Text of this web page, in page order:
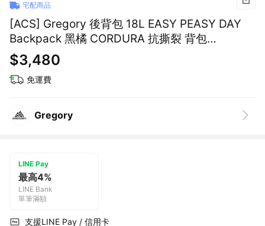
宅配商品
[ACS] Gregory 後背包 18L EASY PEASY DAY
Backpack 黑橘 CORDURA 抗撕裂 背包
1038681041
$3,480
免運費
Gregory
LINE Pay
最高4%
LINE Bank
單筆滿額
支援LINE Pay / 信用卡